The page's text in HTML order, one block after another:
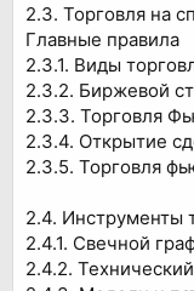
2.3. Торговля на
Главные правила
2.3.1. Виды
2.3.2. Биржевой
2.3.3. Торговля
2.3.4. Открытие
2.3.5. Торговля
2.4. Инструменты
2.4.1. Свечной
2.4.2.